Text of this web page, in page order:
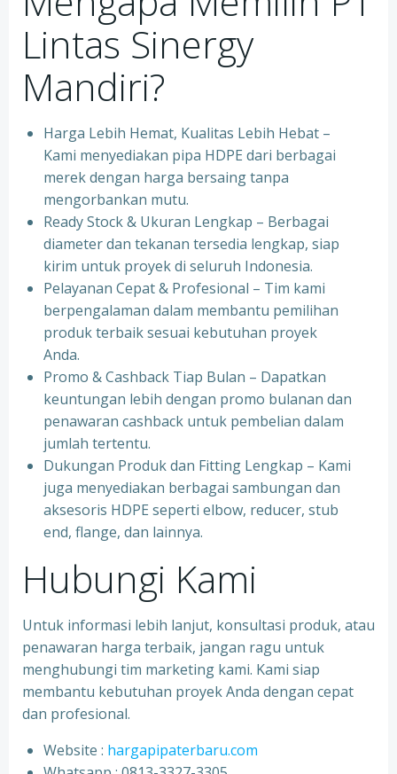
Lintas Sinergy
Mandiri?
Harga Lebih Hemat, Kualitas Lebih Hebat –
Kami menyediakan pipa HDPE dari berbagai
merek dengan harga bersaing tanpa
mengorbankan mutu.
Ready Stock & Ukuran Lengkap – Berbagai
diameter dan tekanan tersedia lengkap, siap
kirim untuk proyek di seluruh Indonesia.
Pelayanan Cepat & Profesional – Tim kami
berpengalaman dalam membantu pemilihan
produk terbaik sesuai kebutuhan proyek
Anda.
Promo & Cashback Tiap Bulan – Dapatkan
keuntungan lebih dengan promo bulanan dan
penawaran cashback untuk pembelian dalam
jumlah tertentu.
Dukungan Produk dan Fitting Lengkap – Kami
juga menyediakan berbagai sambungan dan
aksesoris HDPE seperti elbow, reducer, stub
end, flange, dan lainnya.
Hubungi Kami
Untuk informasi lebih lanjut, konsultasi produk, atau
penawaran harga terbaik, jangan ragu untuk
menghubungi tim marketing kami. Kami siap
membantu kebutuhan proyek Anda dengan cepat
dan profesional.
Website : hargapipaterbaru.com